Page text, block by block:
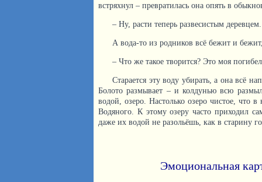
встряхнул – превратилась она опять в
– Ну, расти теперь развесистым деревцем.
А вода-то из родников всё бежит и
– Что же такое творится? Это моя
Старается эту воду убирать, а она всё
Болото размывает – и колдунью всю
водой, озеро. Настолько озеро чистое, что
Водяного. К этому озеру часто приходил
даже их водой не разольёшь, как в старину
Эмоциональная